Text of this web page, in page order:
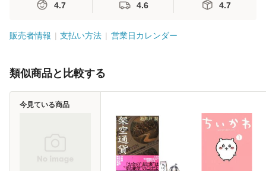
4.7 4.6 4.7
販売者情報 支払い方法 営業日カレンダー
類似商品と比較する
今見ている商品